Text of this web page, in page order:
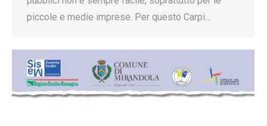
piccole e medie imprese. Per questo Carpi…